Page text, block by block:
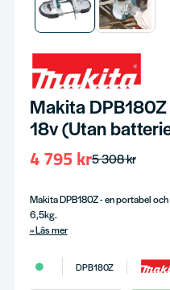
Makita
18v (Utan
5 308 kr
4 795 kr
Makita DPB180Z - en portabel
6,5kg.
Läs mer
DPB180Z